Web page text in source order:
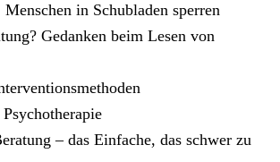
in Schubladen sperren
Gedanken beim Lesen von
– das Einfache, das schwer zu